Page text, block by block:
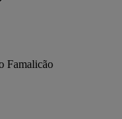
Famalicão